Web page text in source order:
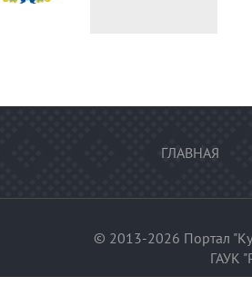
ГЛАВНАЯ
© 2013-2026 Портал
ГАУК